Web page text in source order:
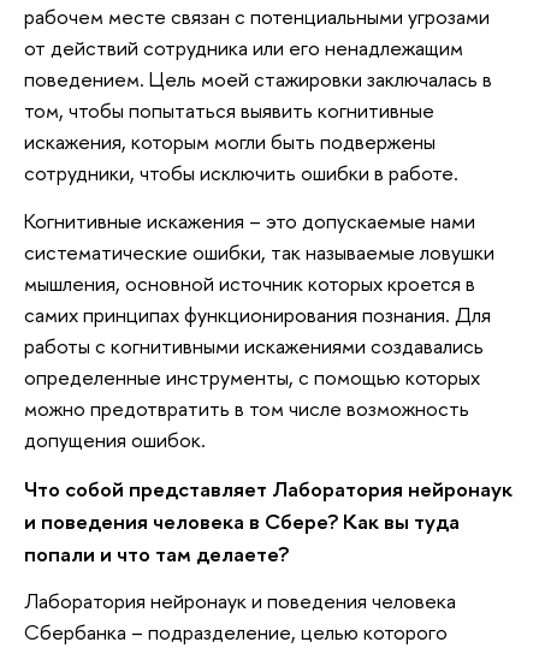
рабочем месте связан с потенциальными угрозами
от действий сотрудника или его ненадлежащим
поведением. Цель моей стажировки заключалась в
том, чтобы попытаться выявить когнитивные
искажения, которым могли быть подвержены
сотрудники, чтобы исключить ошибки в работе.
Когнитивные искажения – это допускаемые нами
систематические ошибки, так называемые ловушки
мышления, основной источник которых кроется в
самих принципах функционирования познания. Для
работы с когнитивными искажениями создавались
определенные инструменты, с помощью которых
можно предотвратить в том числе возможность
допущения ошибок.
Что собой представляет Лаборатория нейронаук
и поведения человека в Сбере? Как вы туда
попали и что там делаете?
Лаборатория нейронаук и поведения человека
Сбербанка – подразделение, целью которого